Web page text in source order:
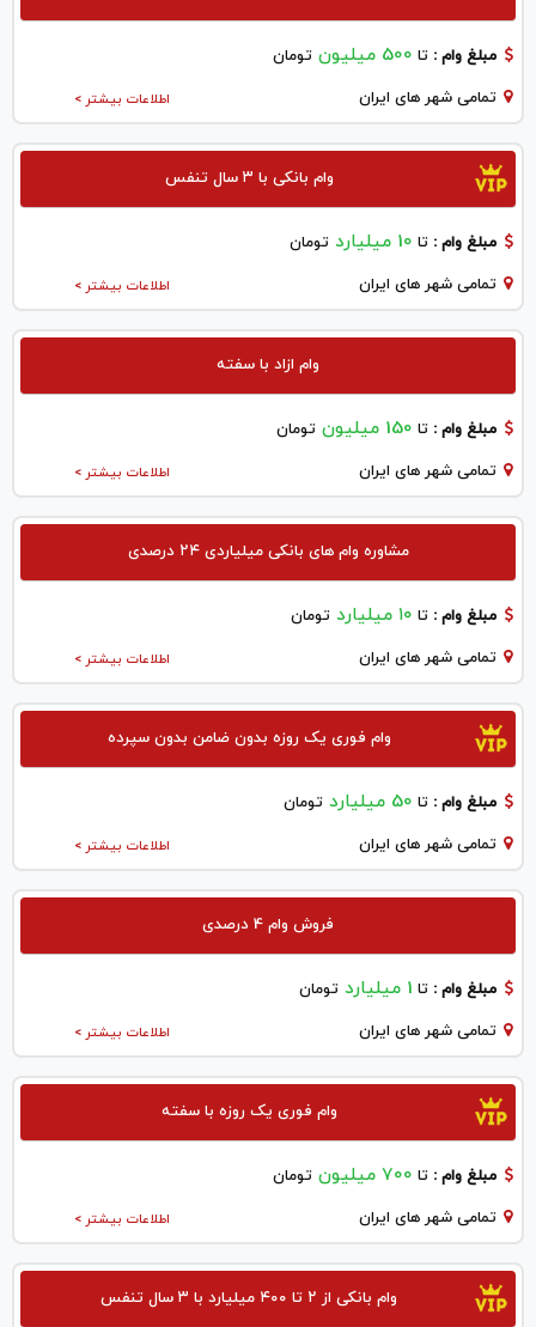
مبلغ وام : تا 500 میلیون تومان
اطلاعات بیشتر > تمامی شهر های ایران
وام بانکی با ۳ سال تنفس
مبلغ وام : تا 10 میلیارد تومان
اطلاعات بیشتر > تمامی شهر های ایران
وام ازاد با سفته
مبلغ وام : تا 150 میلیون تومان
اطلاعات بیشتر > تمامی شهر های ایران
مشاوره وام های بانکی میلیاردی ۲۴ درصدی
مبلغ وام : تا ۱۰ میلیارد تومان
اطلاعات بیشتر > تمامی شهر های ایران
وام فوری یک روزه بدون ضامن بدون سپرده
مبلغ وام : تا 50 میلیارد تومان
اطلاعات بیشتر > تمامی شهر های ایران
فروش وام 4 درصدی
مبلغ وام : تا 1 میلیارد تومان
اطلاعات بیشتر > تمامی شهر های ایران
وام فوری یک روزه با سفته
مبلغ وام : تا 700 میلیون تومان
اطلاعات بیشتر > تمامی شهر های ایران
وام بانکی از ۲ تا ۴۰۰ میلیارد با ۳ سال تنفس